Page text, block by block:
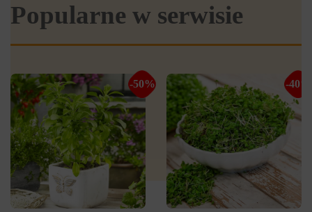
Popularne w serwisie
-50% -40%